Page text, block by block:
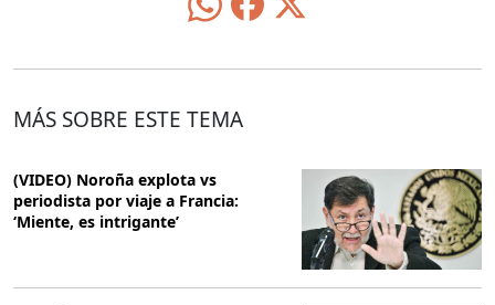
MÁS SOBRE ESTE TEMA
(VIDEO) Noroña explota vs
periodista por viaje a Francia:
‘Miente, es intrigante’